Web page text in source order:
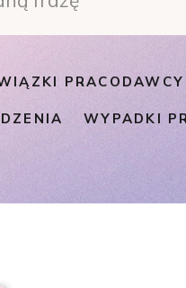
PRACODAWCY
WYPADKI